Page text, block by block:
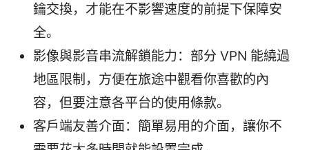
鑰交換，才能在不影響速度的前提下保障安
全。
影像與影音串流解鎖能力：部分 VPN 能繞過
地區限制，方便在旅途中觀看你喜歡的內
容，但要注意各平台的使用條款。
客戶端友善介面：簡單易用的介面，讓你不